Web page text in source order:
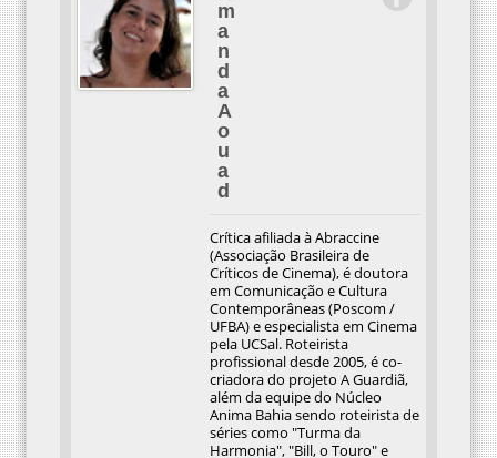
m
a
n
d
a
A
o
u
a
d
Crítica afiliada à Abraccine
(Associação Brasileira de
Críticos de Cinema), é doutora
em Comunicação e Cultura
Contemporâneas (Poscom /
UFBA) e especialista em Cinema
pela UCSal. Roteirista
profissional desde 2005, é co-
criadora do projeto A Guardiã,
além da equipe do Núcleo
Anima Bahia sendo roteirista de
séries como "Turma da
Harmonia", "Bill, o Touro" e